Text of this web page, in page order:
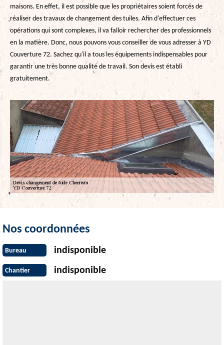
maisons. En effet, il est possible que les propriétaires soient forcés de
réaliser des travaux de changement des tuiles. Afin d'effectuer ces
opérations qui sont complexes, il va falloir rechercher des professionnels
en la matière. Donc, nous pouvons vous conseiller de vous adresser à YD
Couverture 72. Sachez qu'il a tous les équipements indispensables pour
garantir une très bonne qualité de travail. Son devis est établi
gratuitement.
Nos coordonnées
Bureau indisponible
Chantier indisponible